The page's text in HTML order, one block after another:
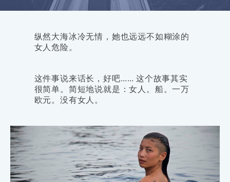
纵然大海冰冷无情，她也远远不如糊涂的
女人危险。
这件事说来话长，好吧…… 这个故事其实
很简单。简短地说就是：女人。船。一万
欧元。没有女人。